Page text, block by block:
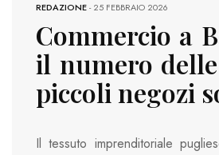
REDAZIONE-25 FEBBRAIO 2026
Commercio a
il numero
piccoli negozi
Il tessuto imprenditoriale